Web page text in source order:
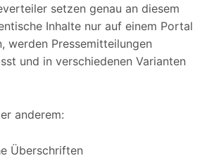
setzen genau an diesem
Inhalte nur auf einem Portal
werden Pressemitteilungen
und in verschiedenen Varianten
anderem:
Überschriften